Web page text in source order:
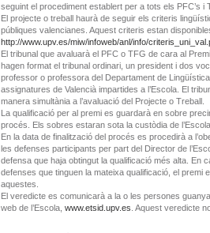
seguint el procediment establert per a tots els PFC’s i
El projecte o treball haurà de seguir els criteris
públiques valencianes. Aquest criteris estan
http://www.upv.es/miw/infoweb/anl/info/
El tribunal que avaluarà el PFC o TFG de cara al
hagen format el tribunal ordinari, un president i dos
professor o professora del Departament de
assignatures de Valencià impartides a l’Escola. El
manera simultània a l’avaluació del Projecte o Treball.
La qualificació per al premi es guardarà en sobre
procés. Els sobres estaran sota la custòdia de
En la data de finalització del procés es procedirà a
les defenses participants per part del Director de
defensa que haja obtingut la qualificació més alta. En
defenses que tinguen la mateixa qualificació, el premi
aquestes.
El veredicte es comunicarà a la o les persones
web de l’Escola, www.etsid.upv.es . Aquest veredicte